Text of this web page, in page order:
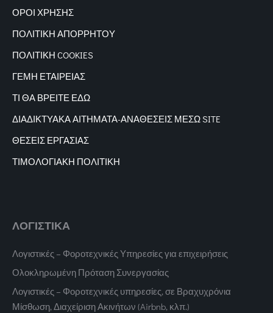
ΟΡΟΙ ΧΡΗΣΗΣ
ΠΟΛΙΤΙΚΗ ΑΠΟΡΡΗΤΟΥ
ΠΟΛΙΤΙΚΗ COOKIES
ΓΕΜΗ ΕΤΑΙΡΕΙΑΣ
ΤΙ ΘΑ ΒΡΕΙΤΕ ΕΔΩ
ΔΙΑΔΙΚΤΥΑΚΑΑΙΤΗΜΑΤΑ-ΑΝΑΘΕΣΕΙΣ ΜΕΣΩ SITE
ΘΕΣΕΙΣ ΕΡΓΑΣΙΑΣ
ΤΙΜΟΛΟΓΙΑΚΗ ΠΟΛΙΤΙΚΗ
ΛΟΓΙΣΤΙΚΑ
Λογιστικές – Φοροτεχνικές Υπηρεσίες για επιχειρήσεις
Ολοκληρωμένη Πρόταση Συνεργασίας
Λογιστικές – Φοροτεχνικές υπηρεσίες, σε Βραχυχρόνια
Μίσθωση, Διαχείριση Ακινήτων (Airbnb, κλπ.)